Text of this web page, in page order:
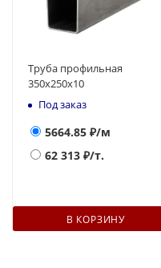
Труба профильная
350х250x10
Под заказ
5664.85 ₽/м
62 313 ₽/т.
В КОРЗИНУ